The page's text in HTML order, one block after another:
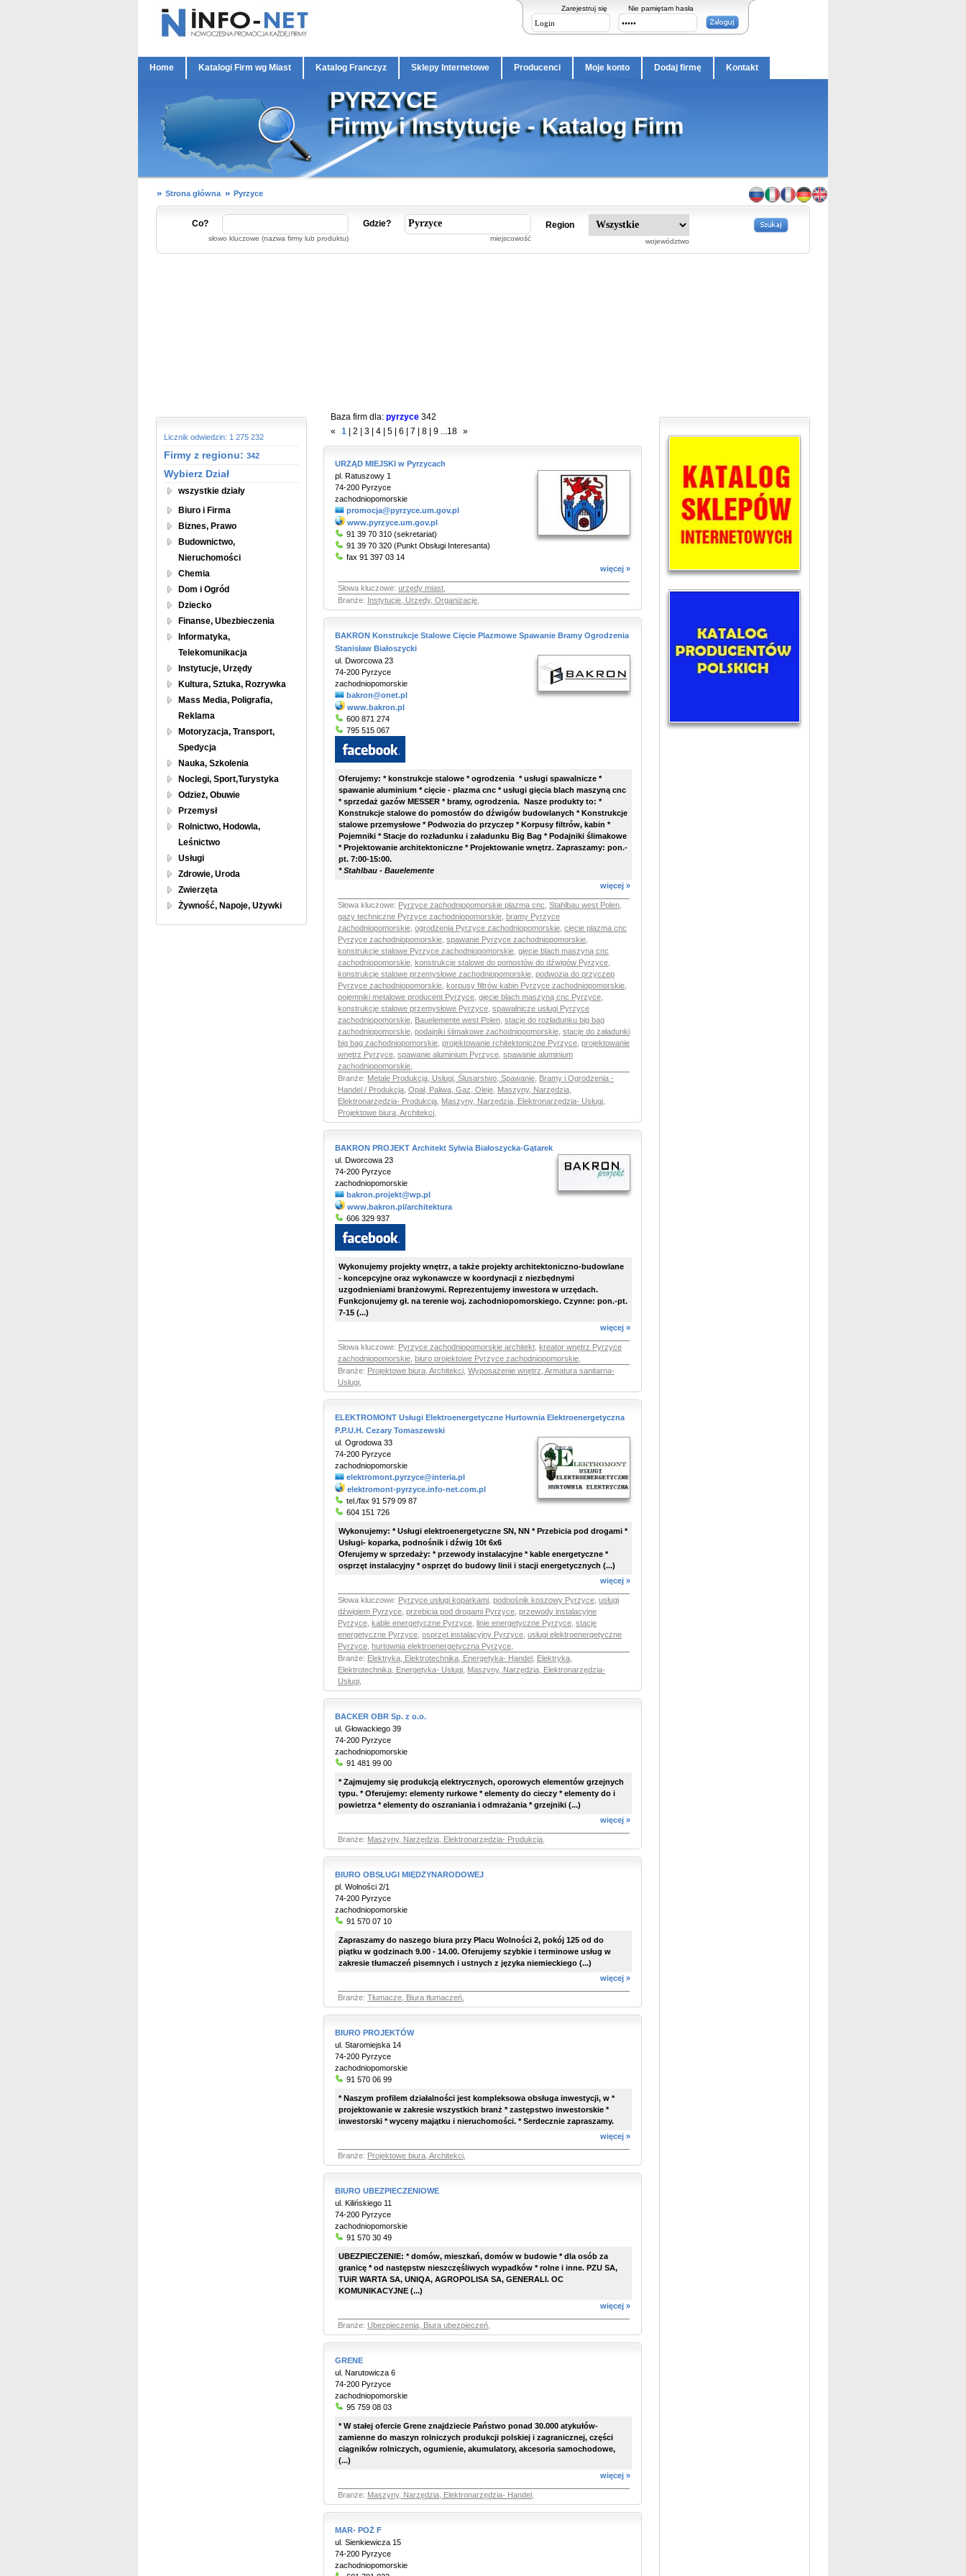
Zarejestruj się Nie pamiętam hasła
Home Katalogi Firm wg Miast Katalog Franczyz Sklepy Internetowe Producenci Moje konto Dodaj firmę Kontakt
PYRZYCE
Firmy i Instytucje - Katalog Firm
Strona główna Pyrzyce
Co?
słowo kluczowe (nazwa firmy lub produktu)
Gdzie?
miejscowość
Region
województwo
Licznik odwiedzin: 1 275 232
Firmy z regionu: 342
Wybierz Dział
wszystkie działy
Biuro i Firma
Biznes, Prawo
Budownictwo,
Nieruchomości
Chemia
Dom i Ogród
Dziecko
Finanse, Ubezbieczenia
Informatyka,
Telekomunikacja
Instytucje, Urzędy
Kultura, Sztuka, Rozrywka
Mass Media, Poligrafia,
Reklama
Motoryzacja, Transport,
Spedycja
Nauka, Szkolenia
Noclegi, Sport,Turystyka
Odzież, Obuwie
Przemysł
Rolnictwo, Hodowla,
Leśnictwo
Usługi
Zdrowie, Uroda
Zwierzęta
Żywność, Napoje, Używki
Baza firm dla: pyrzyce 342
«
1 2 3 4 5 6 7 8 9 ...18 »
URZĄD MIEJSKI w Pyrzycach
pl. Ratuszowy 1
74-200 Pyrzyce
zachodniopomorskie
promocja@pyrzyce.um.gov.pl
www.pyrzyce.um.gov.pl
91 39 70 310 (sekretariat)
91 39 70 320 (Punkt Obsługi Interesanta)
fax 91 397 03 14
więcej »
Słowa kluczowe: urzędy miast
Branże: Instytucje, Urzędy, Organizacje
BAKRON Konstrukcje Stalowe Cięcie Plazmowe Spawanie Bramy Ogrodzenia
Stanisław Białoszycki
ul. Dworcowa 23
74-200 Pyrzyce
zachodniopomorskie
bakron@onet.pl
www.bakron.pl
600 871 274
795 515 067
Oferujemy: * konstrukcje stalowe * ogrodzenia * usługi spawalnicze *
spawanie aluminium * cięcie - plazma cnc * usługi gięcia blach maszyną cnc
* sprzedaż gazów MESSER * bramy, ogrodzenia. Nasze produkty to: *
Konstrukcje stalowe do pomostów do dźwigów budowlanych * Konstrukcje
stalowe przemysłowe * Podwozia do przyczep * Korpusy filtrów, kabin *
Pojemniki * Stacje do rozładunku i załadunku Big Bag * Podajniki ślimakowe
* Projektowanie architektoniczne * Projektowanie wnętrz. Zapraszamy: pon.-
pt. 7:00-15:00.
* Stahlbau - Bauelemente
więcej »
Słowa kluczowe: Pyrzyce zachodniopomorskie plazma cnc Stahlbau west Polen
gazy techniczne Pyrzyce zachodniopomorskie bramy Pyrzyce
zachodniopomorskie ogrodzenia Pyrzyce zachodniopomorskie cięcie plazma cnc
Pyrzyce zachodniopomorskie spawanie Pyrzyce zachodniopomorskie
konstrukcje stalowe Pyrzyce zachodniopomorskie gięcie blach maszyną cnc
zachodniopomorskie konstrukcje stalowe do pomostów do dźwigów Pyrzyce
konstrukcje stalowe przemysłowe zachodniopomorskie podwozia do przyczep
Pyrzyce zachodniopomorskie korpusy filtrów kabin Pyrzyce zachodniopomorskie
pojemniki metalowe producent Pyrzyce gięcie blach maszyną cnc Pyrzyce
konstrukcje stalowe przemysłowe Pyrzyce spawalnicze usługi Pyrzyce
zachodniopomorskie Bauelemente west Polen stacje do rozładunku big bag
zachodniopomorskie podajniki ślimakowe zachodniopomorskie stacje do załadunki
big bag zachodniopomorskie projektowanie rchitektoniczne Pyrzyce projektowanie
wnętrz Pyrzyce spawanie aluminium Pyrzyce spawanie aluminium
zachodniopomorskie
Branże: Metale Produkcja, Usługi, Ślusarstwo, Spawanie Bramy i Ogrodzenia -
Handel / Produkcja Opał, Paliwa, Gaz, Oleje Maszyny, Narzędzia,
Elektronarzędzia- Produkcja Maszyny, Narzędzia, Elektronarzędzia- Usługi
Projektowe biura, Architekci
BAKRON PROJEKT Architekt Sylwia Białoszycka-Gątarek
ul. Dworcowa 23
74-200 Pyrzyce
zachodniopomorskie
bakron.projekt@wp.pl
www.bakron.pl/architektura
606 329 937
Wykonujemy projekty wnętrz, a także projekty architektoniczno-budowlane
- koncepcyjne oraz wykonawcze w koordynacji z niezbędnymi
uzgodnieniami branżowymi. Reprezentujemy inwestora w urzędach.
Funkcjonujemy gł. na terenie woj. zachodniopomorskiego. Czynne: pon.-pt.
7-15 (...)
więcej »
Słowa kluczowe: Pyrzyce zachodniopomorskie architekt kreator wnętrz Pyrzyce
zachodniopomorskie biuro projektowe Pyrzyce zachodniopomorskie
Branże: Projektowe biura, Architekci Wyposażenie wnętrz, Armatura sanitarna-
Usługi
ELEKTROMONT Usługi Elektroenergetyczne Hurtownia Elektroenergetyczna
P.P.U.H. Cezary Tomaszewski
ul. Ogrodowa 33
74-200 Pyrzyce
zachodniopomorskie
elektromont.pyrzyce@interia.pl
elektromont-pyrzyce.info-net.com.pl
tel./fax 91 579 09 87
604 151 726
Wykonujemy: * Usługi elektroenergetyczne SN, NN * Przebicia pod drogami *
Usługi- koparka, podnośnik i dźwig 10t 6x6
Oferujemy w sprzedaży: * przewody instalacyjne * kable energetyczne *
osprzęt instalacyjny * osprzęt do budowy linii i stacji energetycznych (...)
więcej »
Słowa kluczowe: Pyrzyce usługi koparkami podnośnik koszowy Pyrzyce usługi
dźwigiem Pyrzyce przebicia pod drogami Pyrzyce przewody instalacyjne
Pyrzyce kable energetyczne Pyrzyce linie energetyczne Pyrzyce stacje
energetyczne Pyrzyce osprzęt instalacyjny Pyrzyce usługi elektroenergetyczne
Pyrzyce hurtownia elektroenergetyczna Pyrzyce
Branże: Elektryka, Elektrotechnika, Energetyka- Handel Elektryka,
Elektrotechnika, Energetyka- Usługi Maszyny, Narzędzia, Elektronarzędzia-
Usługi
BACKER OBR Sp. z o.o.
ul. Głowackiego 39
74-200 Pyrzyce
zachodniopomorskie
91 481 99 00
* Zajmujemy się produkcją elektrycznych, oporowych elementów grzejnych
typu. * Oferujemy: elementy rurkowe * elementy do cieczy * elementy do i
powietrza * elementy do oszraniania i odmrażania * grzejniki (...)
więcej »
Branże: Maszyny, Narzędzia, Elektronarzędzia- Produkcja
BIURO OBSŁUGI MIĘDZYNARODOWEJ
pl. Wolności 2/1
74-200 Pyrzyce
zachodniopomorskie
91 570 07 10
Zapraszamy do naszego biura przy Placu Wolności 2, pokój 125 od do
piątku w godzinach 9.00 - 14.00. Oferujemy szybkie i terminowe usług w
zakresie tłumaczeń pisemnych i ustnych z języka niemieckiego (...)
więcej »
Branże: Tłumacze, Biura tłumaczeń
BIURO PROJEKTÓW
ul. Staromiejska 14
74-200 Pyrzyce
zachodniopomorskie
91 570 06 99
* Naszym profilem działalności jest kompleksowa obsługa inwestycji, w *
projektowanie w zakresie wszystkich branż * zastępstwo inwestorskie *
inwestorski * wyceny majątku i nieruchomości. * Serdecznie zapraszamy.
więcej »
Branże: Projektowe biura, Architekci
BIURO UBEZPIECZENIOWE
ul. Kilińskiego 11
74-200 Pyrzyce
zachodniopomorskie
91 570 30 49
UBEZPIECZENIE: * domów, mieszkań, domów w budowie * dla osób za
granicę * od następstw nieszczęśliwych wypadków * rolne i inne. PZU SA,
TUiR WARTA SA, UNIQA, AGROPOLISA SA, GENERALI. OC
KOMUNIKACYJNE (...)
więcej »
Branże: Ubezpieczenia, Biura ubezpieczeń
GRENE
ul. Narutowicza 6
74-200 Pyrzyce
zachodniopomorskie
95 759 08 03
* W stałej ofercie Grene znajdziecie Państwo ponad 30.000 atykułów-
zamienne do maszyn rolniczych produkcji polskiej i zagranicznej, części
ciągników rolniczych, ogumienie, akumulatory, akcesoria samochodowe,
(...)
więcej »
Branże: Maszyny, Narzędzia, Elektronarzędzia- Handel
MAR- POŻ F
ul. Sienkiewicza 15
74-200 Pyrzyce
zachodniopomorskie